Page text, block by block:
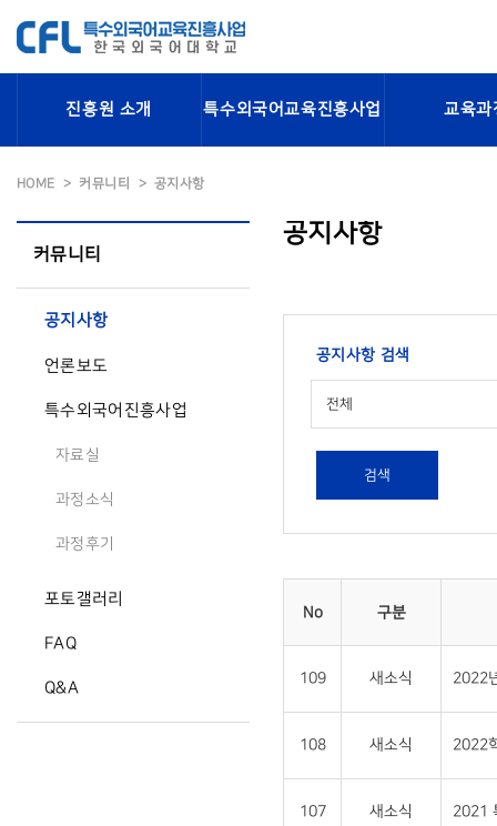
진흥원 소개 특수외국어교육진흥사업 교육과
HOME 커뮤니티 공지사항
커뮤니티
공지사항
언론보도
특수외국어진흥사업
자료실
과정소식
과정후기
포토갤러리
FAQ
Q&A
공지사항
공지사항 검색
전체
검색
No 구분
109 새소식 2022
108 새소식 2022
107 새소식 2021